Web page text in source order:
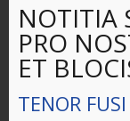
NOTITIA
PRO
ET
TENOR FUSI